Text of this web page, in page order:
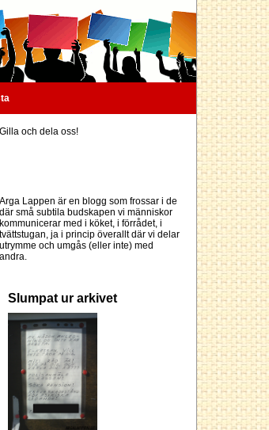
Gilla och dela oss!
Arga Lappen är en blogg som frossar i de
där små subtila budskapen vi människor
kommunicerar med i köket, i förrådet, i
tvättstugan, ja i princip överallt där vi delar
utrymme och umgås (eller inte) med
andra.
Slumpat ur arkivet